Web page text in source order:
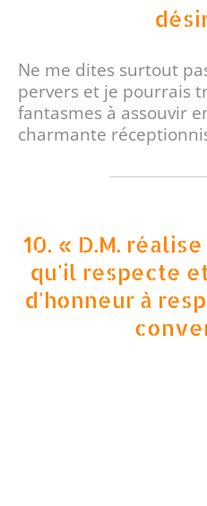
Ne me dites surtout
pervers et je pourrais
fantasmes à assouvir
charmante
10. « D.M.
qu'il respecte
d'honneur à